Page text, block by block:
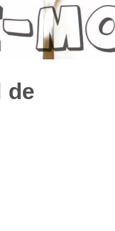
de